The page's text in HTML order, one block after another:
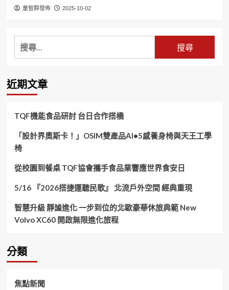
童智群發佈 2025-10-02
搜
尋
鍵
字:
近期文章
TQF機能食品研討 台日合作搭橋
「設計界奧斯卡！」OSIM雙產品AI•5感養身椅與天王工學
椅
從校園到餐桌 TQF協會攜手食品業響應世界食安日
5/16 『2026搭捷運聽民歌』 北流戶外空間 經典重現
智慧升級 靜謐進化 一步到位的北歐豪華休旅典範 New
Volvo XC60 開啟無限進化旅程
分類
焦點新聞